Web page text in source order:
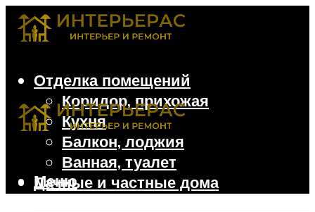
Отделка помещений
Коридор, прихожая
Кухня
Балкон, лоджия
Ванная, туалет
Дачные и частные дома
Меню